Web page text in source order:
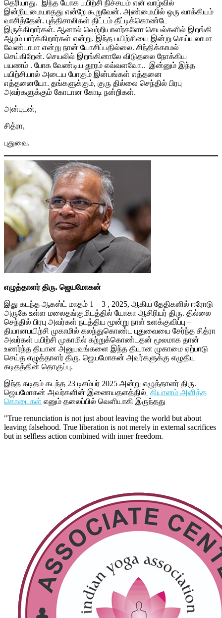
தெரியாது. இந்த யோக பயிற்சி நிச்சயம் என் வாழ்வில்
இன்றியமையாதது என்றே கூறுவேன். அண்மையில் ஒரு வாக்கியம்
வாசித்தேன். புத்திசாலிகள் திட்டம் தீட்டிக்கொண்டே
இருக்கிறார்கள். ஆனால் வெற்றியாளர்களோ செயல்களில் இறங்கி
ஆழம் பார்க்கிறார்கள் என்று. இந்த பயிற்சியை இன்று செய்யலாமா
வேண்டாமா என்று நான் யோசிப்பதில்லை. சிந்திக்காமல்
செய்கிறேன். செயலில் இறங்கினாலே விடுதலை நோக்கிய
பயணம் . போக வேண்டிய தூரம் எவ்வளவோ.. இன்னும் இந்த
பயிற்சியால் அடைய போகும் இன்பங்கள் எத்தனை
எத்தனையோ. தங்களுக்கும், குரு தில்லை செந்தில் பிரபு
அவர்களுக்கும் கோடான கோடி நன்றிகள்.
அன்புடன்,
சித்ரா,
புதுவை.
எழுத்தாளர் திரு. ஜெயமோகன்
இது கடந்த ஆகஸ்ட் மாதம் 1 – 3 , 2025, ஆகிய தேதிகளில் ஈரோடு
அருகே உள்ள மலைதங்குமிடத்தில் யோகா ஆசிரியர் திரு. தில்லை
செந்தில் பிரபு அவர்கள் நடத்திய மூன்று நாள் உளக்குவிப்பு –
தியானபயிற்சி முகாமில் கலந்துகொண்ட புதுவையை சேர்ந்த சித்ரா
அவர்கள் பயிற்சி முகாமில் கற்றுக்கொண்டதன் மூலமாக தான்
உணர்ந்த தியான அனுபவங்களை இந்த தியான முகாமை ஏற்பாடு
செய்த எழுத்தாளர் திரு. ஜெயமோகன் அவர்களுக்கு எழுதிய
கடிதத்தின் தொகுப்பு.
இந்த கடிதம் கடந்த 23 டிசம்பர் 2025 அன்று எழுத்தாளர் திரு.
ஜெயமோகன் அவர்களின் இணையதளத்தில் தியானம் அளித்த
கொடைகள் எனும் தலைப்பில் வெளியாகி இருந்தது
"True renunciation is not just about leaving the world but about
leaving falsehood. True liberation is not merely in external sacrifices
but in selfless action combined with inner freedom.